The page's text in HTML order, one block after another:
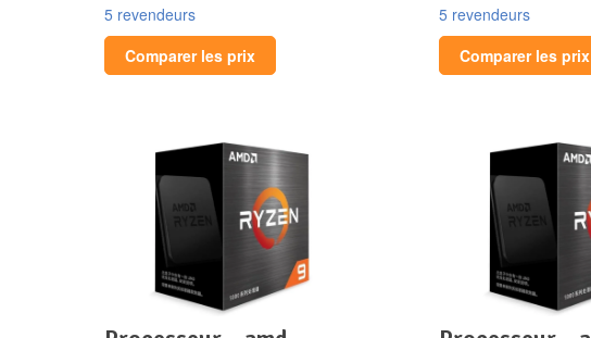
5 revendeurs
Comparer les prix
5 revendeurs
Comparer les prix